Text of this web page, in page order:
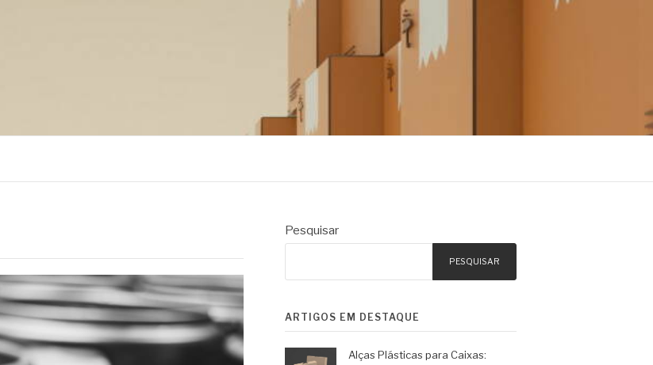
Pesquisar
PESQUISAR
ARTIGOS EM DESTAQUE
Alças Plásticas para Caixas: